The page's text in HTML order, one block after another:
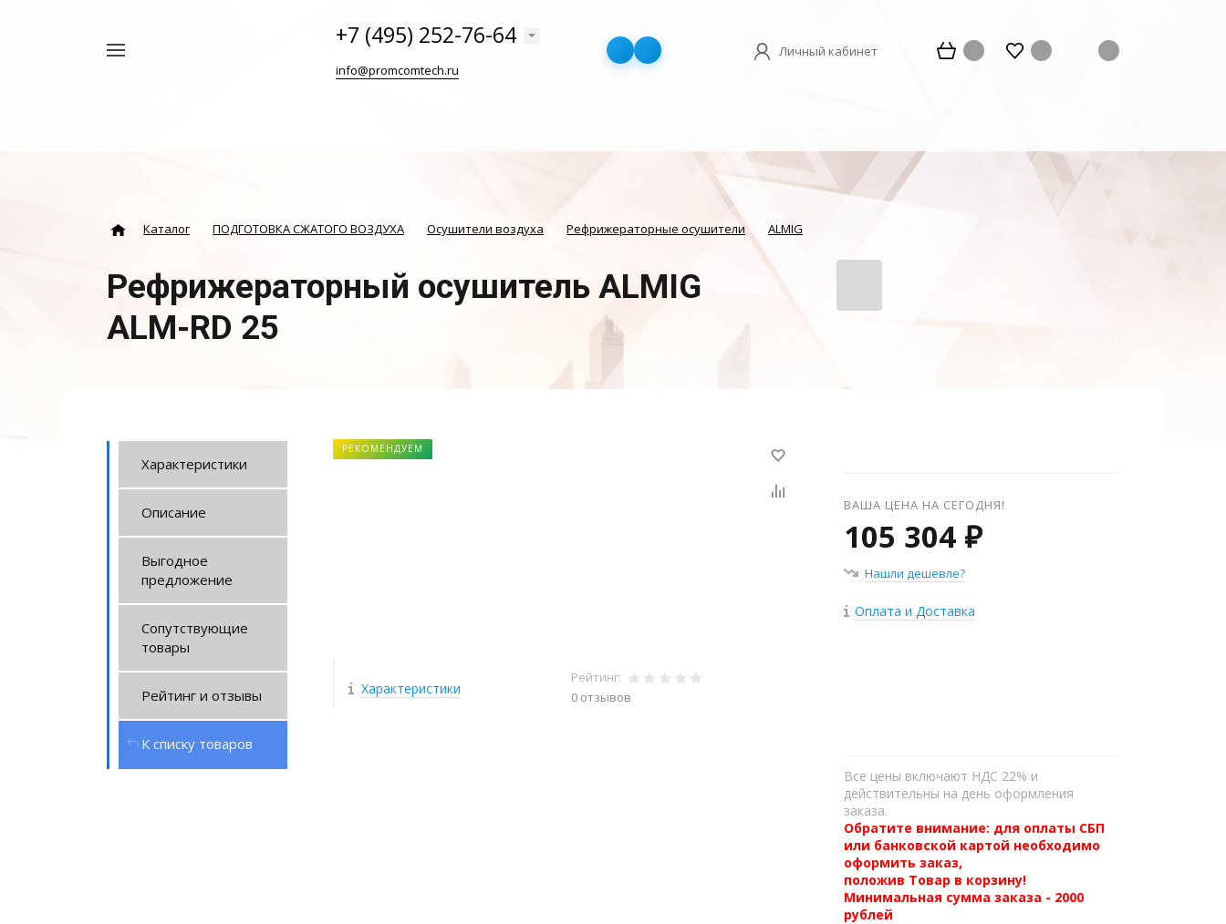
+7 (495) 252-76-64
info@promcomtech.ru
Личный кабинет
Каталог ПОДГОТОВКА СЖАТОГО ВОЗДУХА Осушители воздуха Рефрижераторные осушители ALMIG
Рефрижераторный осушитель ALMIG
ALM-RD 25
Характеристики
Описание
Выгодное
предложение
Сопутствующие
товары
Рейтинг и отзывы
К списку товаров
РЕКОМЕНДУЕМ
Характеристики
Рейтинг:
0 отзывов
ВАША ЦЕНА НА СЕГОДНЯ!
105 304 ₽
Нашли дешевле?
Оплата и Доставка
Все цены включают НДС 22% и
действительны на день оформления
заказа.
Обратите внимание: для оплаты СБП
или банковской картой необходимо
оформить заказ,
положив Товар в корзину!
Минимальная сумма заказа - 2000
рублей